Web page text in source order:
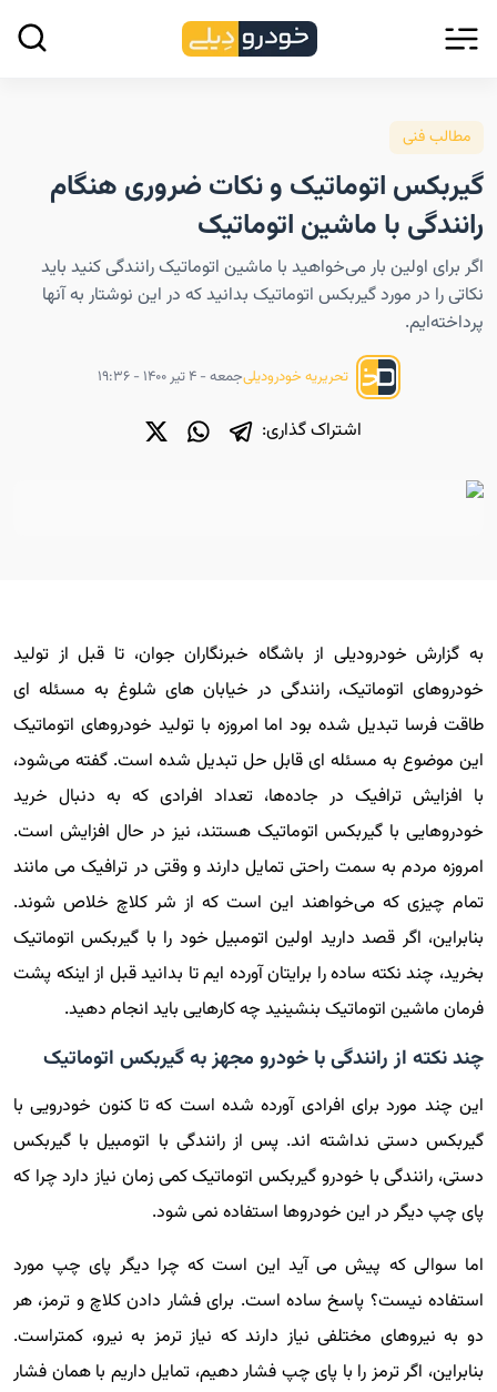
مطالب فنی
گیربکس اتوماتیک و نکات ضروری هنگام
رانندگی با ماشین اتوماتیک
اگر برای اولین بار می‌خواهید با ماشین اتوماتیک رانندگی کنید باید
نکاتی را در مورد گیربکس اتوماتیک بدانید که در این نوشتار به آنها
پرداخته‌ایم.
تحریریه خودرودیلیجمعه - ۴ تیر ۱۴۰۰ - ۱۹:۳۶
اشتراک گذاری:
به گزارش خودرودیلی از باشگاه خبرنگاران جوان، تا قبل از تولید
خودروهای اتوماتیک، رانندگی در خیابان های شلوغ به مسئله ای
طاقت فرسا تبدیل شده بود اما امروزه با تولید خودروهای اتوماتیک
این موضوع به مسئله ای قابل حل تبدیل شده است. گفته می‌شود،
با افزایش ترافیک در جاده‌ها، تعداد افرادی که به دنبال خرید
خودروهایی با گیربکس اتوماتیک هستند، نیز در حال افزایش است.
امروزه مردم به سمت راحتی تمایل دارند و وقتی در ترافیک می مانند
تمام چیزی که می‌خواهند این است که از شر کلاچ خلاص شوند.
بنابراین، اگر قصد دارید اولین اتومبیل خود را با گیربکس اتوماتیک
بخرید، چند نکته ساده را برایتان آورده ایم تا بدانید قبل از اینکه پشت
فرمان ماشین اتوماتیک بنشینید چه کارهایی باید انجام دهید.
چند نکته از رانندگی با خودرو مجهز به گیربکس اتوماتیک
این چند مورد برای افرادی آورده شده است که تا کنون خودرویی با
گیربکس دستی نداشته اند. پس از رانندگی با اتومبیل با گیربکس
دستی، رانندگی با خودرو گیربکس اتوماتیک کمی زمان نیاز دارد چرا که
پای چپ دیگر در این خودروها استفاده نمی شود.
اما سوالی که پیش می آید این است که چرا دیگر پای چپ مورد
استفاده نیست؟ پاسخ ساده است. برای فشار دادن کلاچ و ترمز، هر
دو به نیرو‌های مختلفی نیاز دارند که نیاز ترمز به نیرو، کمتراست.
بنابراین، اگر ترمز را با پای چپ فشار دهیم، تمایل داریم با همان فشار